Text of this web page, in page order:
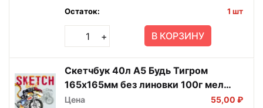
Остаток:
1 шт
+ В КОРЗИНУ
Скетчбук 40л А5 Будь Тигром
165х165мм без линовки 100г мел
мат 40Б5лA
Цена 55,00 ₽